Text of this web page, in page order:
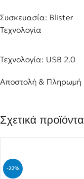
Συσκευασία: Blister
Τεχνολογία
Τεχνολογία: USB 2.0
Αποστολή & Πληρωμή
Σχετικά προϊόντα
-22%